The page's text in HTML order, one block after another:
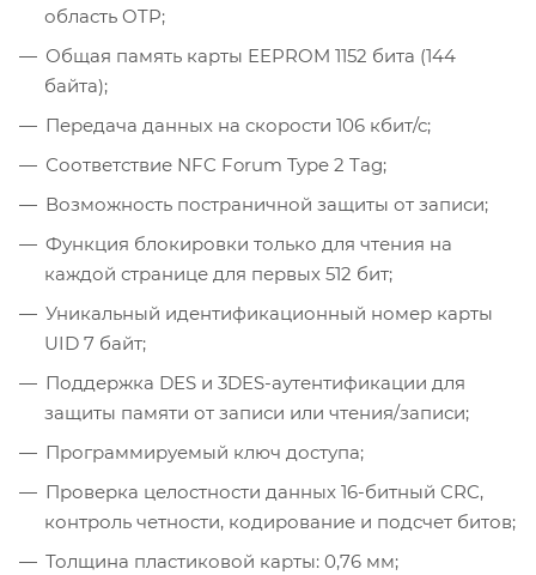
область OTP;
Общая память карты EEPROM 1152 бита (144
байта);
Передача данных на скорости 106 кбит/с;
Соответствие NFC Forum Type 2 Tag;
Возможность постраничной защиты от записи;
Функция блокировки только для чтения на
каждой странице для первых 512 бит;
Уникальный идентификационный номер карты
UID 7 байт;
Поддержка DES и 3DES-аутентификации для
защиты памяти от записи или чтения/записи;
Программируемый ключ доступа;
Проверка целостности данных 16-битный CRC,
контроль четности, кодирование и подсчет битов;
Толщина пластиковой карты: 0,76 мм;